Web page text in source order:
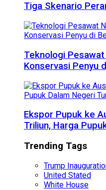
Tiga Skenario
Teknologi
Konservasi Penyu
Ekspor Pupuk ke
Triliun, Harga
Trending Tags
Trump
United Stated
White House